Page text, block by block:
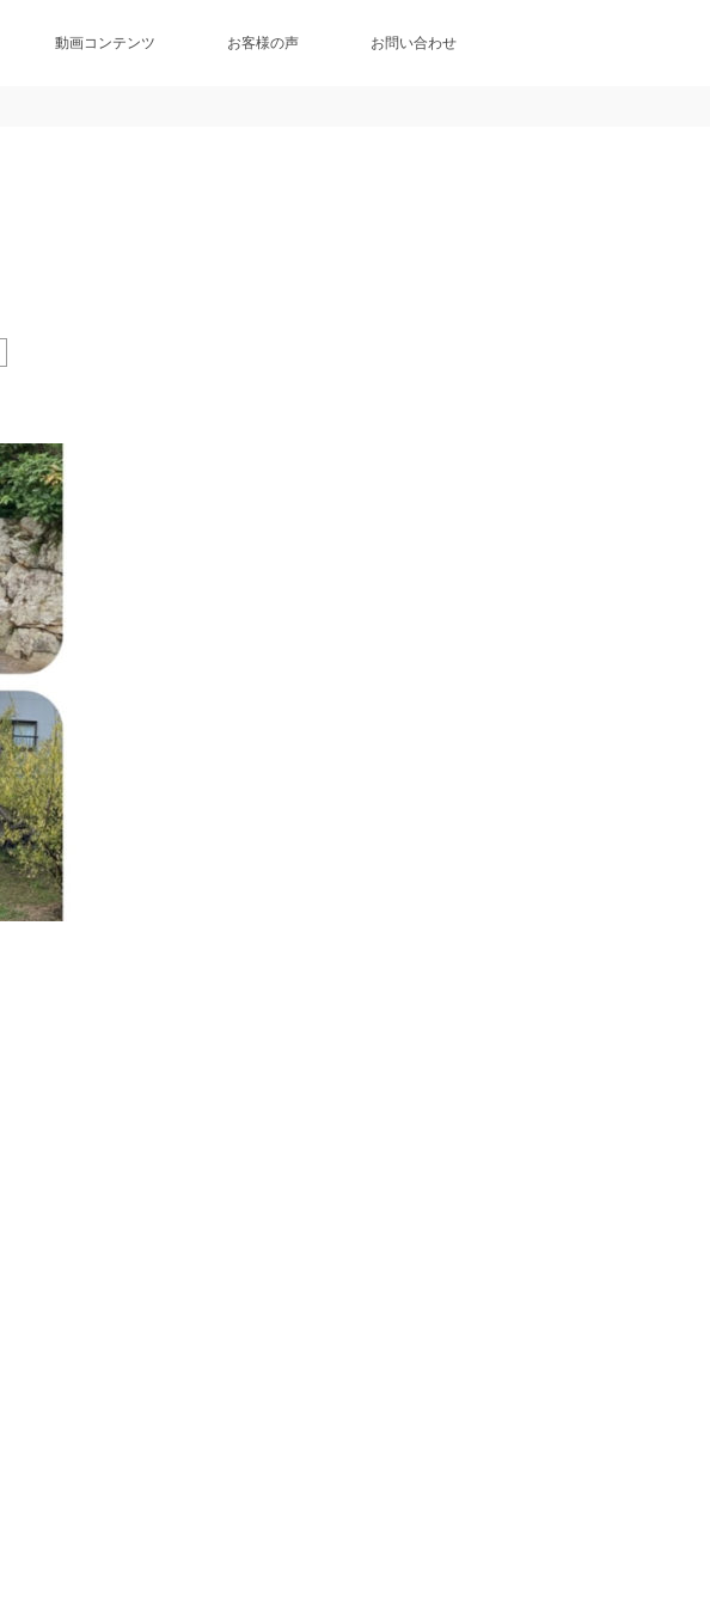
動画コンテンツ お客様の声 お問い合わせ